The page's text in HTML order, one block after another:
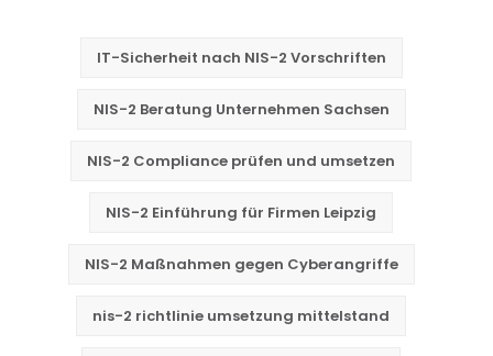
IT-Sicherheit nach NIS-2 Vorschriften
NIS-2 Beratung Unternehmen Sachsen
NIS-2 Compliance prüfen und umsetzen
NIS-2 Einführung für Firmen Leipzig
NIS-2 Maßnahmen gegen Cyberangriffe
nis-2 richtlinie umsetzung mittelstand